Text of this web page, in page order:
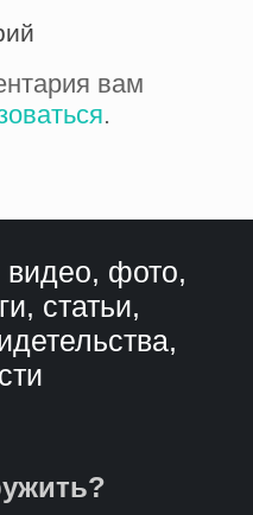
вам
.
фото,
статьи,